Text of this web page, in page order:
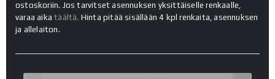
ostoskoriin. Jos tarvitset asennuksen yksittäiselle renkaalle,
varaa aikatäältä. Hinta pitää sisällään 4 kpl renkaita, asennuksen
ja allelaiton.